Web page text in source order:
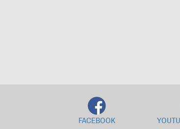
FACEBOOK